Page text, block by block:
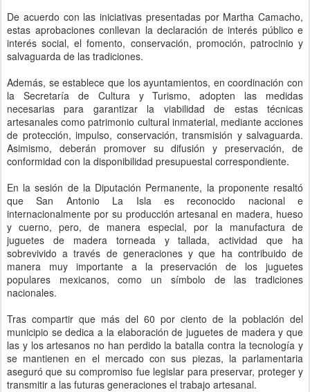
De acuerdo con las iniciativas presentadas por Martha Camacho,
estas aprobaciones conllevan la declaración de interés público e
interés social, el fomento, conservación, promoción, patrocinio y
salvaguarda de las tradiciones.
Además, se establece que los ayuntamientos, en coordinación con
la Secretaría de Cultura y Turismo, adopten las medidas
necesarias para garantizar la viabilidad de estas técnicas
artesanales como patrimonio cultural inmaterial, mediante acciones
de protección, impulso, conservación, transmisión y salvaguarda.
Asimismo, deberán promover su difusión y preservación, de
conformidad con la disponibilidad presupuestal correspondiente.
En la sesión de la Diputación Permanente, la proponente resaltó
que San Antonio La Isla es reconocido nacional e
internacionalmente por su producción artesanal en madera, hueso
y cuerno, pero, de manera especial, por la manufactura de
juguetes de madera torneada y tallada, actividad que ha
sobrevivido a través de generaciones y que ha contribuido de
manera muy importante a la preservación de los juguetes
populares mexicanos, como un símbolo de las tradiciones
nacionales.
Tras compartir que más del 60 por ciento de la población del
municipio se dedica a la elaboración de juguetes de madera y que
las y los artesanos no han perdido la batalla contra la tecnología y
se mantienen en el mercado con sus piezas, la parlamentaria
aseguró que su compromiso fue legislar para preservar, proteger y
transmitir a las futuras generaciones el trabajo artesanal.